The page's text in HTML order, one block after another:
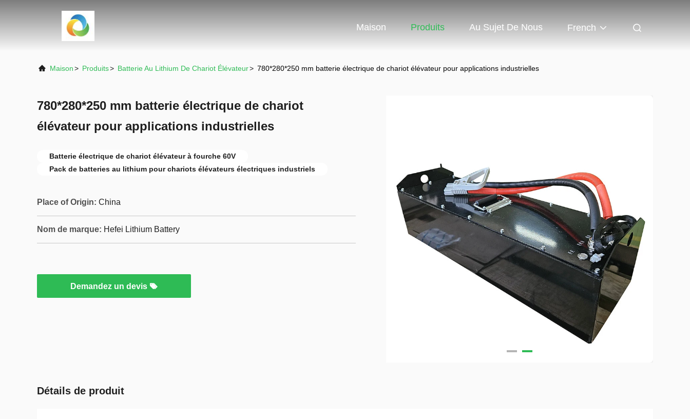
Maison Produits Au Sujet De Nous French
Maison> Produits> Batterie Au Lithium De Chariot Élévateur> 780*280*250 mm batterie électrique de chariot élévateur pour applications industrielles
780*280*250 mm batterie électrique de chariot
élévateur pour applications industrielles
Batterie électrique de chariot élévateur à fourche 60V
Pack de batteries au lithium pour chariots élévateurs électriques industriels
Place of Origin: China
Nom de marque: Hefei Lithium Battery
Demandez un devis
Détails de produit